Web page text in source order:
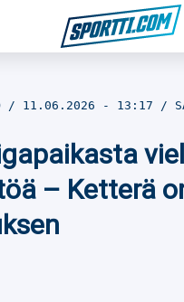
11.06.2026 - 13:17
– Ketterä